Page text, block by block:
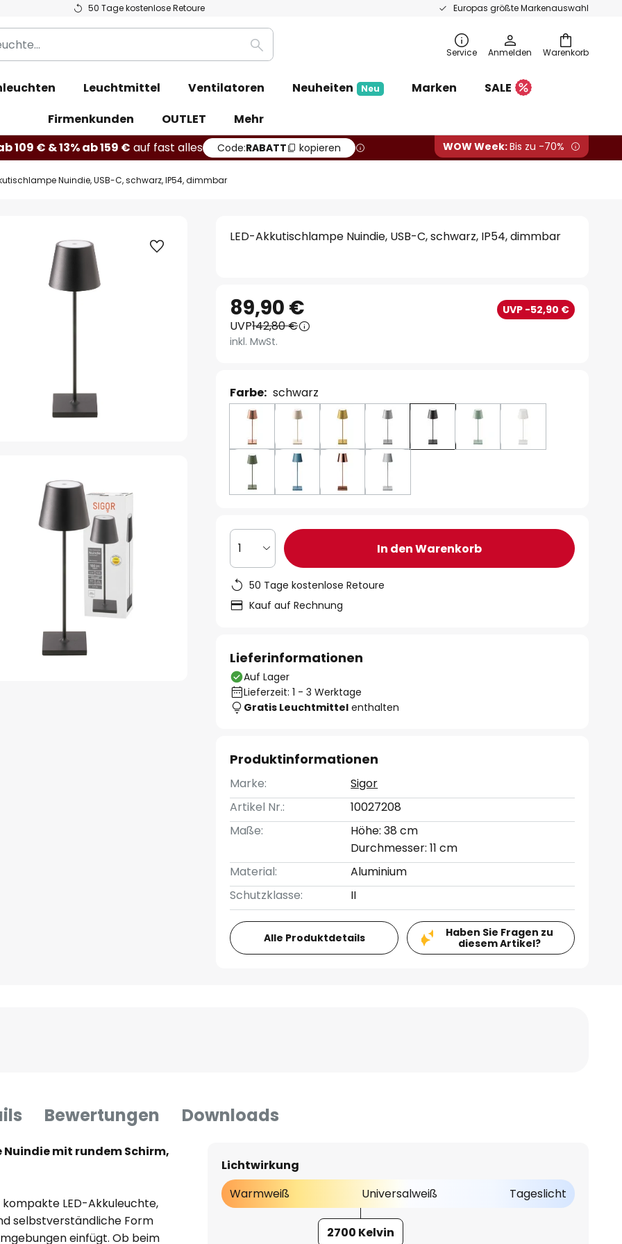
50 Tage kostenlose Retoure Europas größte Markenauswahl
Warenkorb
Suche Service Anmelden
Leuchtmittel Ventilatoren Neuheiten Neu Marken
SALE
Firmenkunden
OUTLET
Mehr
109 € & 13% ab 159 € auf fast alles Code:RABATT kopieren WOW Week:Bis zu -70%
Nuindie, USB-C, schwarz, IP54, dimmbar
LED-Akkutischlampe Nuindie, USB-C, schwarz, IP54, dimmbar
89,90 € UVP -52,90 €
UVP142,80 €
inkl. MwSt.
Farbe: schwarz
1 In den Warenkorb
50 Tage kostenlose Retoure
Kauf auf Rechnung
Lieferinformationen
Auf Lager
Lieferzeit: 1 - 3 Werktage
Gratis Leuchtmittel enthalten
Produktinformationen
Marke:
Sigor
Artikel Nr.:
10027208
Maße:
Höhe: 38 cm
Durchmesser: 11 cm
Material:
Aluminium
Schutzklasse:
II
Alle Produktdetails
Haben Sie Fragen zu
diesem Artikel?
Bewertungen Downloads
mit rundem Schirm,
kompakte LED-Akkuleuchte,
selbstverständliche Form
einfügt. Ob beim
Lichtwirkung
Warmweiß
Universalweiß Tageslicht
2700 Kelvin